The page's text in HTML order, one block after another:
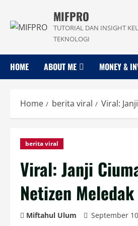
content
MIFPRO
TUTORIAL DAN INSIGHT
TEKNOLOGI
HOME ABOUT ME MONEY &
Home berita viral Viral:
berita viral
Viral: Janji
Netizen Meledak
Miftahul Ulum September